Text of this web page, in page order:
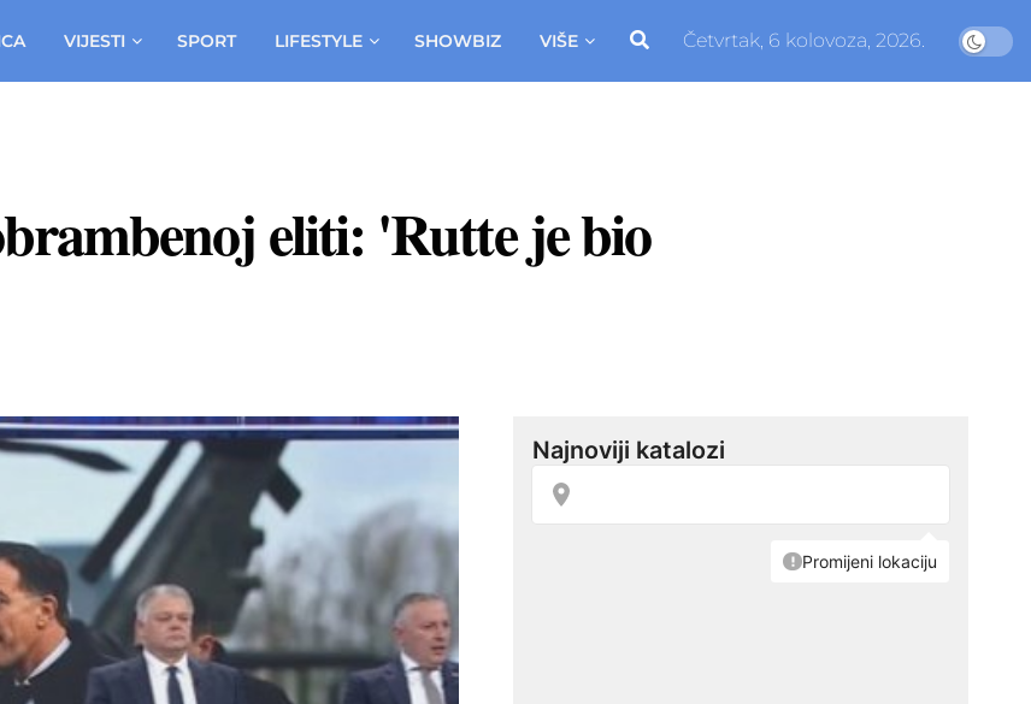
VIJESTI SPORT LIFESTYLE SHOWBIZ VIŠE Četvrtak, 6 kolovoza, 2026.
eliti: 'Rutte je bio